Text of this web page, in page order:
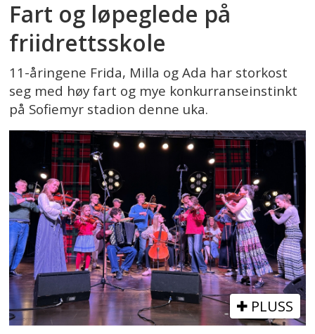
Fart og løpeglede på
friidrettsskole
11-åringene Frida, Milla og Ada har storkost
seg med høy fart og mye konkurranseinstinkt
på Sofiemyr stadion denne uka.
PLUSS